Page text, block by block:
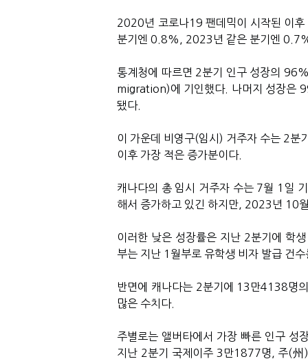
2020년 코로나19 팬데믹이 시작된 이
분기엔 0.8%, 2023년 같은 분기엔
통계청에 따르면 2분기 인구 성장의
migration)에 기인했다. 나머지 성장은
됐다.
이 가운데 비영구(임시) 거주자 수는 2
이후 가장 적은 증가분이다.
캐나다의 총 임시 거주자 수는 7월 1일
해서 증가하고 있긴 하지만, 2023년 10
이러한 낮은 성장률은 지난 2분기에 학
부는 지난 1월부로 유학생 비자 발급 건
반면에 캐나다는 2분기에 13만4138명
많은 수치다.
주별로는 앨버타에서 가장 빠른 인구 성
지난 2분기 국제이주 3만1877명, 주(